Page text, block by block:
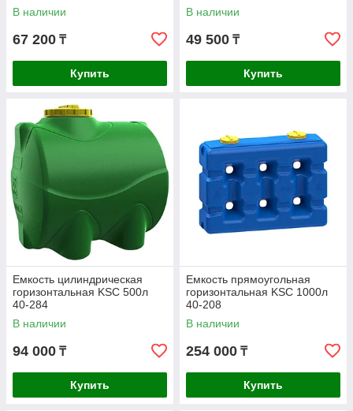
В наличии
67 200 ₸
Купить
В наличии
49 500 ₸
Купить
Емкость цилиндрическая
горизонтальная KSC 500л
40-284
В наличии
94 000 ₸
Купить
Емкость прямоугольная
горизонтальная KSC 1000л
40-208
В наличии
254 000 ₸
Купить